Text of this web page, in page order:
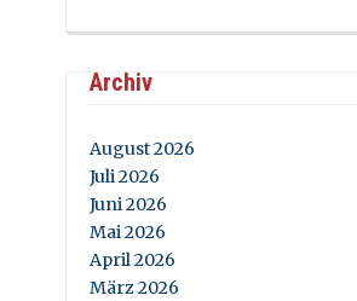
Archiv
August 2026
Juli 2026
Juni 2026
Mai 2026
April 2026
März 2026